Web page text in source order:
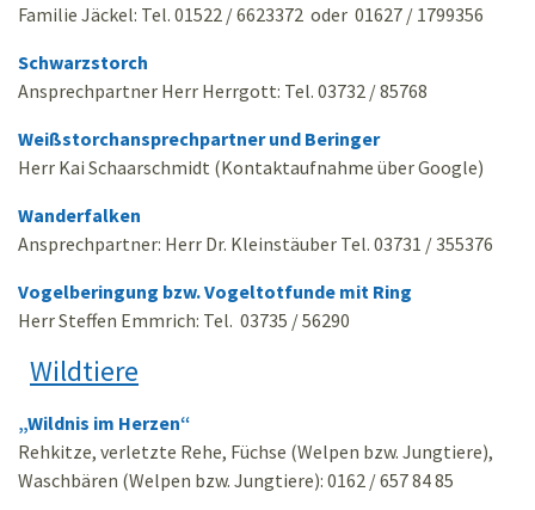
Familie Jäckel: Tel. 01522 / 6623372 oder 01627 / 1799356
Schwarzstorch
Ansprechpartner Herr Herrgott: Tel. 03732 / 85768
Weißstorchansprechpartner und Beringer
Herr Kai Schaarschmidt (Kontaktaufnahme über Google)
Wanderfalken
Ansprechpartner: Herr Dr. Kleinstäuber Tel. 03731 / 355376
Vogelberingung bzw. Vogeltotfunde mit Ring
Herr Steffen Emmrich: Tel. 03735 / 56290
Wildtiere
„Wildnis im Herzen“
Rehkitze, verletzte Rehe, Füchse (Welpen bzw. Jungtiere),
Waschbären (Welpen bzw. Jungtiere): 0162 / 657 84 85